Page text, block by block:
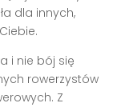
dla innych,
i nie bój się
rowerzystów
Z